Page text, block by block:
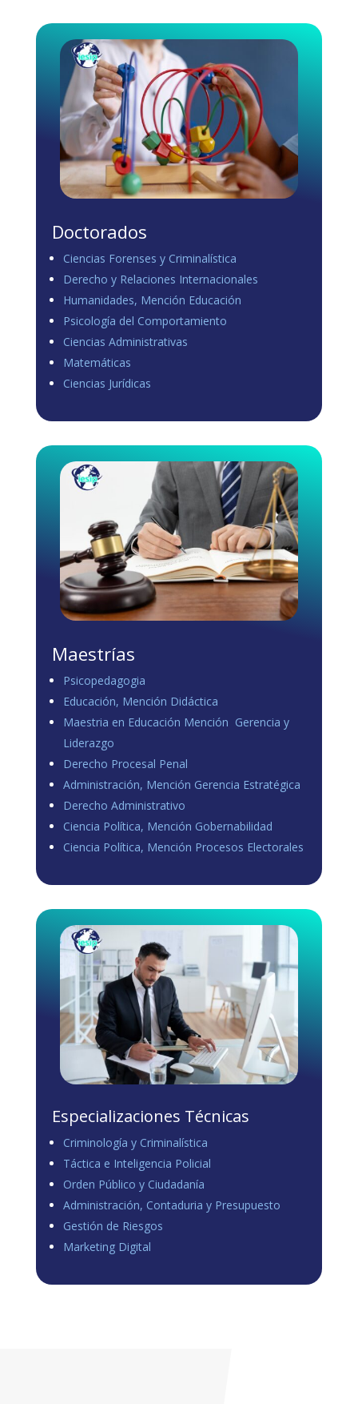
Load more
Doctorados
Ciencias Forenses y Criminalística
Derecho y Relaciones Internacionales
Humanidades, Mención Educación
Psicología del Comportamiento
Ciencias Administrativas
Matemáticas
Ciencias Jurídicas
Maestrías
Psicopedagogia
Educación, Mención Didáctica
Maestria en Educación Mención Gerencia y
Liderazgo
Derecho Procesal Penal
Administración, Mención Gerencia Estratégica
Derecho Administrativo
Ciencia Política, Mención Gobernabilidad
Ciencia Política, Mención Procesos Electorales
Especializaciones Técnicas
Criminología y Criminalística
Táctica e Inteligencia Policial
Orden Público y Ciudadanía
Administración, Contaduria y Presupuesto
Gestión de Riesgos
Marketing Digital